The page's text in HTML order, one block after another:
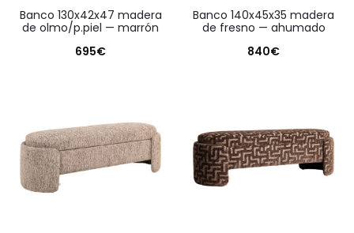
banco 130x42x47 madera
de olmo/p.piel — marrón
695€
banco 140x45x35 madera
de fresno — ahumado
840€